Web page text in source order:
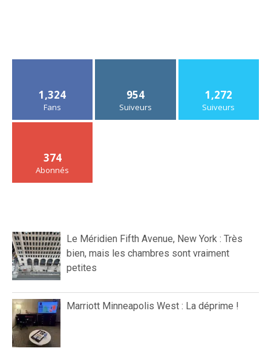
1,324
Fans
954
Suiveurs
1,272
Suiveurs
374
Abonnés
Le Méridien Fifth Avenue, New York : Très
bien, mais les chambres sont vraiment
petites
Marriott Minneapolis West : La déprime !